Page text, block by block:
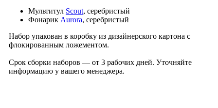
Мультитул Scout, серебристый
Фонарик Aurora, серебристый
Набор упакован в коробку из дизайнерского картона с
флокированным ложементом.
Срок сборки наборов — от 3 рабочих дней. Уточняйте
информацию у вашего менеджера.